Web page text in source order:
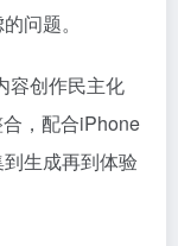
问题。
容创作民主化
，配合iPhone
生成再到体验